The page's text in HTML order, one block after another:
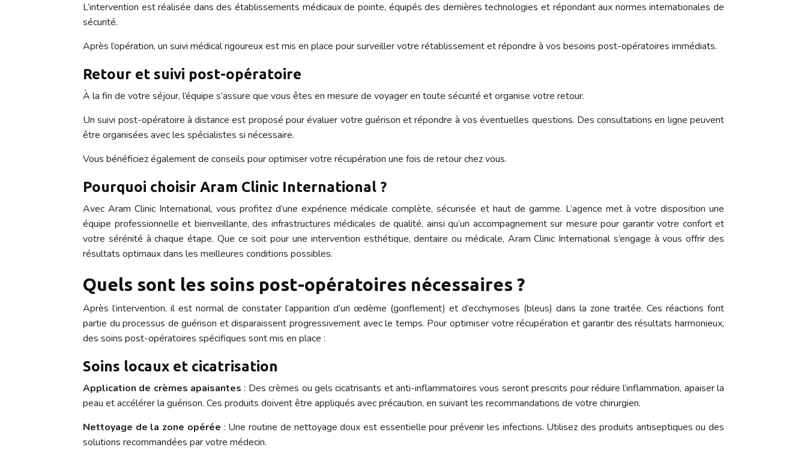
L’intervention est réalisée dans des établissements médicaux de pointe, équipés des dernières technologies et répondant aux normes internationales de
sécurité.
Après l’opération, un suivi médical rigoureux est mis en place pour surveiller votre rétablissement et répondre à vos besoins post-opératoires immédiats.
Retour et suivi post-opératoire
À la fin de votre séjour, l’équipe s’assure que vous êtes en mesure de voyager en toute sécurité et organise votre retour.
Un suivi post-opératoire à distance est proposé pour évaluer votre guérison et répondre à vos éventuelles questions. Des consultations en ligne peuvent
être organisées avec les spécialistes si nécessaire.
Vous bénéficiez également de conseils pour optimiser votre récupération une fois de retour chez vous.
Pourquoi choisir Aram Clinic International ?
Avec Aram Clinic International, vous profitez d’une expérience médicale complète, sécurisée et haut de gamme. L’agence met à votre disposition une
équipe professionnelle et bienveillante, des infrastructures médicales de qualité, ainsi qu’un accompagnement sur mesure pour garantir votre confort et
votre sérénité à chaque étape. Que ce soit pour une intervention esthétique, dentaire ou médicale, Aram Clinic International s’engage à vous offrir des
résultats optimaux dans les meilleures conditions possibles.
Quels sont les soins post-opératoires nécessaires ?
Après l’intervention, il est normal de constater l’apparition d’un œdème (gonflement) et d’ecchymoses (bleus) dans la zone traitée. Ces réactions font
partie du processus de guérison et disparaissent progressivement avec le temps. Pour optimiser votre récupération et garantir des résultats harmonieux,
des soins post-opératoires spécifiques sont mis en place :
Soins locaux et cicatrisation
Application de crèmes apaisantes : Des crèmes ou gels cicatrisants et anti-inflammatoires vous seront prescrits pour réduire l’inflammation, apaiser la
peau et accélérer la guérison. Ces produits doivent être appliqués avec précaution, en suivant les recommandations de votre chirurgien.
Nettoyage de la zone opérée : Une routine de nettoyage doux est essentielle pour prévenir les infections. Utilisez des produits antiseptiques ou des
solutions recommandées par votre médecin.